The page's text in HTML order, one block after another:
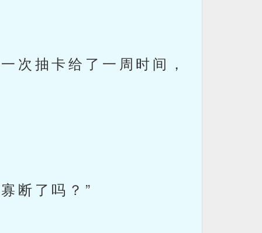
抽卡给了一周时间，
断了吗？”